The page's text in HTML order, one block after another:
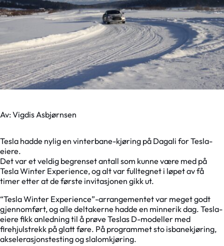
Av: Vigdis Asbjørnsen
Tesla hadde nylig en vinterbane-kjøring på Dagali for Tesla-
eiere.
Det var et veldig begrenset antall som kunne være med på
Tesla Winter Experience, og alt var fulltegnet i løpet av få
timer etter at de første invitasjonen gikk ut.
“Tesla Winter Experience”-arrangementet var meget godt
gjennomført, og alle deltakerne hadde en minnerik dag. Tesla-
eiere fikk anledning til å prøve Teslas D-modeller med
firehjulstrekk på glatt føre. På programmet sto isbanekjøring,
akselerasjonstesting og slalomkjøring.